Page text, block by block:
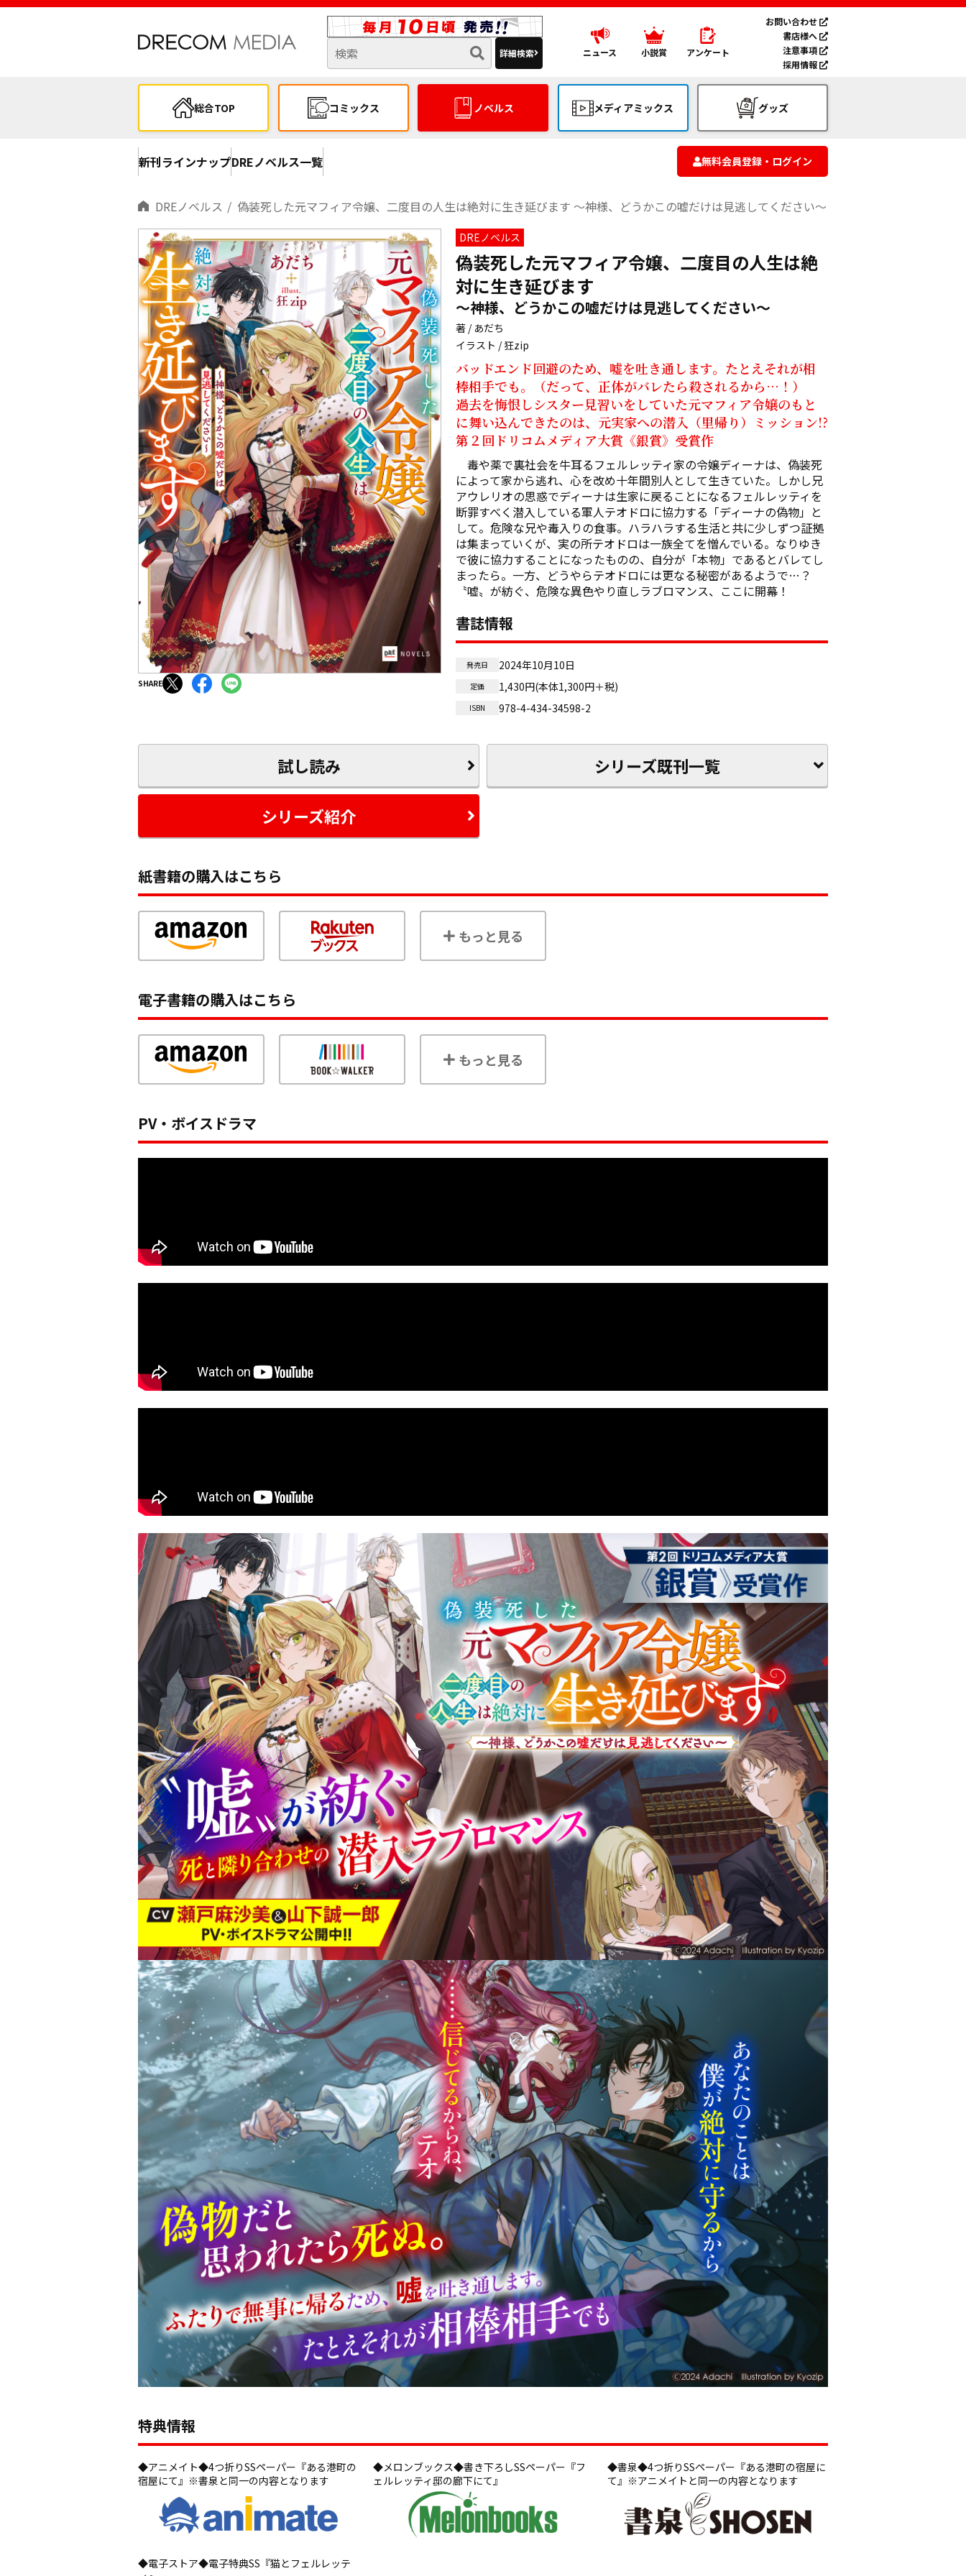
詳細検索 ニュース 小説賞 アンケート
お問い合わせ
書店様へ
注意事項
採用情報
総合TOP コミックス ノベルス メディアミックス グッズ
新刊ラインナップDREノベルス一覧 無料会員登録・ログイン
DREノベルス 偽装死した元マフィア令嬢、二度目の人生は絶対に生き延びます ～神様、どうかこの嘘だけは見逃してください～
SHARE
DREノベルス
偽装死した元マフィア令嬢、二度目の人生は絶
対に生き延びます
～神様、どうかこの嘘だけは見逃してください～
著 / あだち
イラスト / 狂zip
バッドエンド回避のため、嘘を吐き通します。たとえそれが相
棒相手でも。（だって、正体がバレたら殺されるから…！）
過去を悔恨しシスター見習いをしていた元マフィア令嬢のもと
に舞い込んできたのは、元実家への潜入（里帰り）ミッション!?
第２回ドリコムメディア大賞《銀賞》受賞作
毒や薬で裏社会を牛耳るフェルレッティ家の令嬢ディーナは、偽装死
によって家から逃れ、心を改め十年間別人として生きていた。しかし兄
アウレリオの思惑でディーナは生家に戻ることになる――フェルレッティを
断罪すべく潜入している軍人テオドロに協力する「ディーナの偽物」と
して。危険な兄や毒入りの食事。ハラハラする生活と共に少しずつ証拠
は集まっていくが、実の所テオドロは一族全てを憎んでいる。なりゆき
で彼に協力することになったものの、自分が「本物」であるとバレてし
まったら。一方、どうやらテオドロには更なる秘密があるようで…？
〝嘘〟が紡ぐ、危険な異色やり直しラブロマンス、ここに開幕！
書誌情報
発売日 2024年10月10日
定価 1,430円(本体1,300円＋税)
ISBN 978-4-434-34598-2
試し読み シリーズ既刊一覧
シリーズ紹介
紙書籍の購入はこちら
もっと見る
電子書籍の購入はこちら
もっと見る
PV・ボイスドラマ
特典情報
◆アニメイト◆4つ折りSSペーパー『ある港町の
宿屋にて』※書泉と同一の内容となります
◆メロンブックス◆書き下ろしSSペーパー『フ
ェルレッティ邸の廊下にて』
◆書泉◆4つ折りSSペーパー『ある港町の宿屋に
て』※アニメイトと同一の内容となります
◆電子ストア◆電子特典SS『猫とフェルレッテ